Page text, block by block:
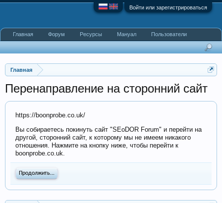
Войти или зарегистрироваться
Главная
Перенаправление на сторонний сайт
https://boonprobe.co.uk/
Вы собираетесь покинуть сайт "SEoDOR Forum" и перейти на
другой, сторонний сайт, к которому мы не имеем никакого
отношения. Нажмите на кнопку ниже, чтобы перейти к
boonprobe.co.uk.
Продолжить...
Главная Форум Ресурсы Мануал Пользователи